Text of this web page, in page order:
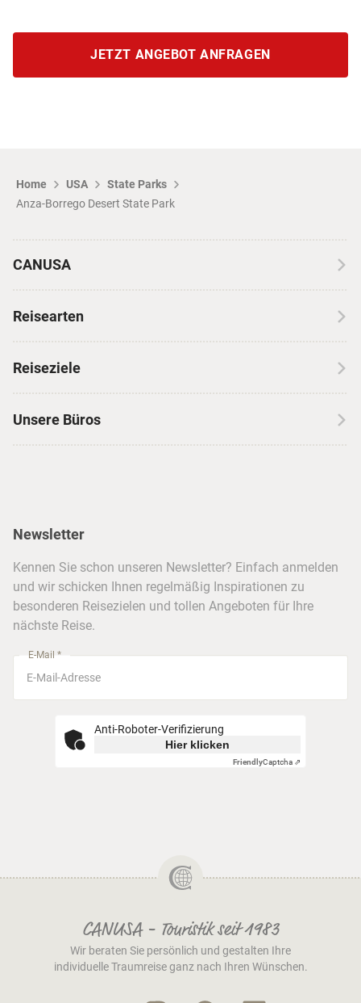
Home USA
State Parks
Anza-Borrego Desert State Park
JETZT ANGEBOT ANFRAGEN
CANUSA
Erfahrungen mit CANUSA
Insidertipps
FAQ
Barrierefreiheitserklärung
Reisearten
Skireisen
Hotels & Unterkünfte
Kreuzfahrten
Busreisen
Reiseziele
Unsere Büros
Frankfurt
Stuttgart
Newsletter
Kennen Sie schon unseren Newsletter? Einfach anmelden
und wir schicken Ihnen regelmäßig Inspirationen zu
besonderen Reisezielen und tollen Angeboten für Ihre
nächste Reise.
E-Mail *
Anti-Roboter-Verifizierung
Hier klicken
FriendlyCaptcha ⇗
CANUSA - Touristik seit 1983
Wir beraten Sie persönlich und gestalten Ihre
individuelle Traumreise ganz nach Ihren Wünschen.